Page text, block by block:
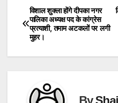
Post
navigation
विशाल शुक्ला होंगे दीपका नगर
पालिका अध्यक्ष पद के कांग्रेस
प्रत्याशी, तमाम अटकलों पर लगी
मुहर।